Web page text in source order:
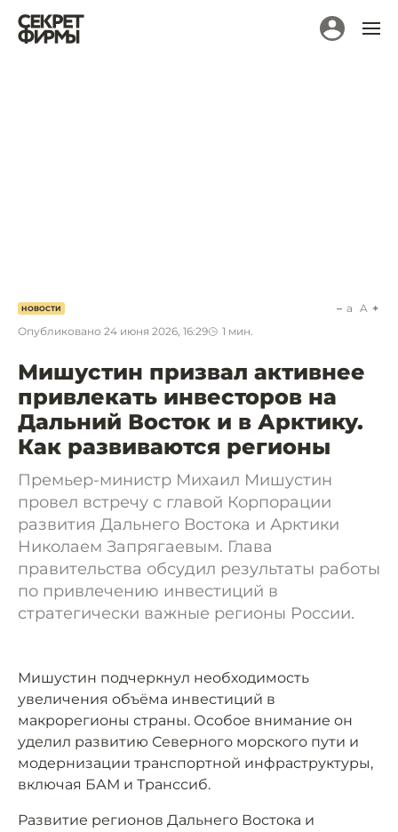
НОВОСТИ
Опубликовано 24 июня 2026, 16:29 1 мин.
a A
Мишустин призвал активнее
привлекать инвесторов на
Дальний Восток и в Арктику.
Как развиваются регионы
Премьер-министр Михаил Мишустин
провел встречу с главой Корпорации
развития Дальнего Востока и Арктики
Николаем Запрягаевым. Глава
правительства обсудил результаты работы
по привлечению инвестиций в
стратегически важные регионы России.
Мишустин подчеркнул необходимость
увеличения объёма инвестиций в
макрорегионы страны. Особое внимание он
уделил развитию Северного морского пути и
модернизации транспортной инфраструктуры,
включая БАМ и Транссиб.
Развитие регионов Дальнего Востока и